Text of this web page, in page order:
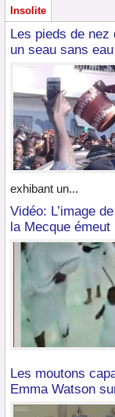
Insolite
Les pieds de
un seau sans eau
exhibant un...
Vidéo: L’image
la Mecque
Les moutons
Emma Watson